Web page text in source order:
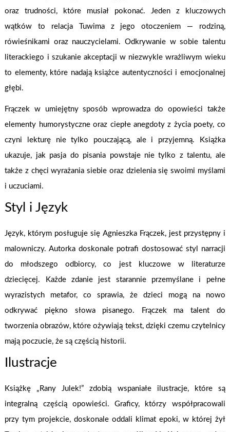
oraz trudności, które musiał pokonać. Jeden z kluczowych
wątków to relacja Tuwima z jego otoczeniem — rodziną,
rówieśnikami oraz nauczycielami. Odkrywanie w sobie talentu
literackiego i szukanie akceptacji w niezwykle wrażliwym wieku
to elementy, które nadają książce autentyczności i emocjonalnej
głębi.
Frączek w umiejętny sposób wprowadza do opowieści także
elementy humorystyczne oraz ciepłe anegdoty z życia poety, co
czyni lekturę nie tylko pouczającą, ale i przyjemną. Książka
ukazuje, jak pasja do pisania powstaje nie tylko z talentu, ale
także z chęci wyrażania siebie oraz dzielenia się swoimi myślami
i uczuciami.
Styl i Język
Język, którym posługuje się Agnieszka Frączek, jest przystępny i
malowniczy. Autorka doskonale potrafi dostosować styl narracji
do młodszego odbiorcy, co jest kluczowe w literaturze
dziecięcej. Każde zdanie jest starannie przemyślane i pełne
wyrazistych metafor, co sprawia, że dzieci mogą na nowo
odkrywać piękno słowa pisanego. Frączek ma talent do
tworzenia obrazów, które ożywiają tekst, dzięki czemu czytelnicy
mają poczucie, że są częścią historii.
Ilustracje
Książkę „Rany Julek!” zdobią wspaniałe ilustracje, które są
integralną częścią opowieści. Graficy, którzy współpracowali
przy tym projekcie, doskonale oddali klimat epoki, w której żył